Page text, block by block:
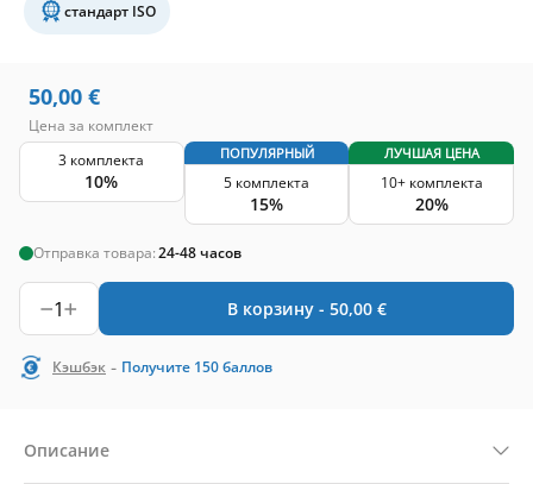
стандарт ISO
50,00 €
Цена за комплект
3 комплекта
10%
ПОПУЛЯРНЫЙ
5 комплекта
15%
ЛУЧШАЯ ЦЕНА
10+ комплекта
20%
Отправка товара:24-48 часов
1 В корзину - 50,00 €
Кэшбэк - Получите 150баллов
Описание